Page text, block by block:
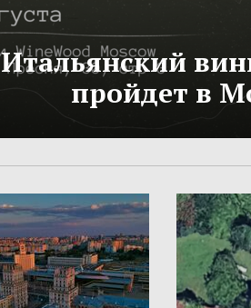
Итальянский
пройдет в